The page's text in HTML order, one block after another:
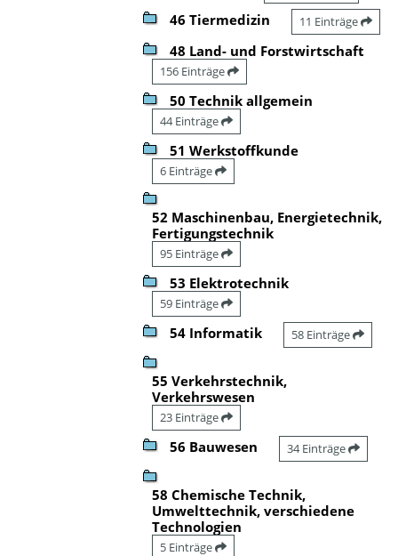
46 Tiermedizin 11 Einträge
48 Land- und Forstwirtschaft
156 Einträge
50 Technik allgemein
44 Einträge
51 Werkstoffkunde
6 Einträge
52 Maschinenbau, Energietechnik,
Fertigungstechnik
95 Einträge
53 Elektrotechnik
59 Einträge
54 Informatik 58 Einträge
55 Verkehrstechnik,
Verkehrswesen
23 Einträge
56 Bauwesen 34 Einträge
58 Chemische Technik,
Umwelttechnik, verschiedene
Technologien
5 Einträge